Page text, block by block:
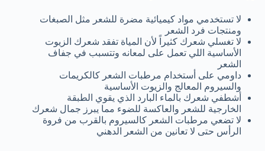
لا تستخدمي مواد كیمیائیة مضرة للشعر مثل الصبغات
ومنتجات فرد الشعر
لا تغسلي شعرك كثیراً لأن المیاة تفقد شعرك الزیوت
الأساسیة اللي تعمل على لمعانه وتتسبب في جفاف
الشعر
داومي على أستخدام مرطبات الشعر كالكریمات
والسیروم المعالج والزیوت الأساسیة
أشطفي شعرك بالماء البارد الذي یقوي الطبقة
الخارجیة للشعر والعاكسة للضوء مما یبرز جمال شعرك
لا تضعي مرطبات الشعر كالسیروم بالقرب من فروة
الرأس حتى لا تعانین من الشعر الدھني